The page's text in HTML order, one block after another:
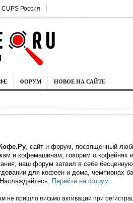
CUPS Россия |
ФОРУМ НОВОЕ НА САЙТЕ
, сайт и форум, посвященный
и кофемашинам, говорим о кофейнях
наш форум затаил в себе
для кофеен и дома, чемпионах
Перейти на форум
не пришло письмо активации при